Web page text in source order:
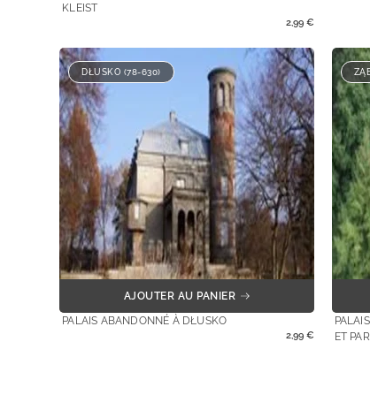
KLEIST
2,99 €
DŁUSKO (78-630)
AJOUTER AU PANIER
PALAIS ABANDONNÉ À DŁUSKO
2,99 €
ET